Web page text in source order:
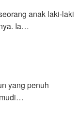
anak laki-laki
Ia…
yang penuh